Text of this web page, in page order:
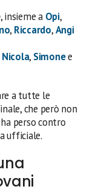
, insieme a Opi,
, Riccardo,Angi
Nicola, Simonee
a tutte le
che però non
perso contro
ufficiale.